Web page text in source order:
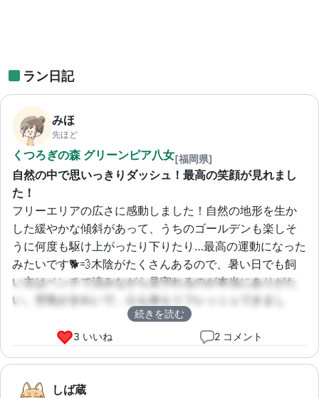
ラン日記
みほ
先ほど
くつろぎの森 グリーンピア八女[福岡県]
自然の中で思いっきりダッシュ！最高の笑顔が見れまし
た！
フリーエリアの広さに感動しました！自然の地形を生か
した緩やかな傾斜があって、うちのゴールデンも楽しそ
うに何度も駆け上がったり下りたり…最高の運動になった
みたいです🐕💨木陰がたくさんあるので、暑い日でも飼
い主はベンチで涼みながら見守れるのが本当にありがた
い。空気がきれいで、心も体もリフレッシュできまし
た。また絶対遊びに来ます！続きを読む
3 いいね
2 コメント
しば蔵